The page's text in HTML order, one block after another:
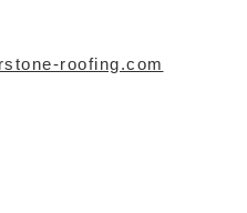
roofing.com